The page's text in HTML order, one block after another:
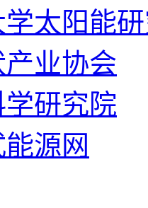
学太阳能
业协会
研究院
源网